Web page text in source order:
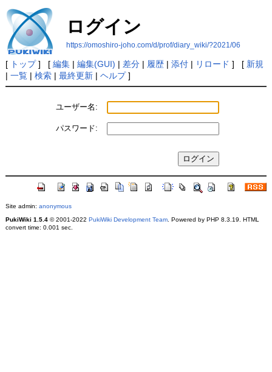
ログイン
https://omoshiro-joho.com/d/prof/diary_wiki/?2021/06
[ トップ] [ 編集| 編集(GUI) | 差分| 履歴| 添付| リロード ] [ 新規
| 一覧| 検索| 最終更新| ヘルプ]
ユーザー名:
パスワード:
Site admin: anonymous
PukiWiki 1.5.4© 2001-2022 PukiWiki Development Team. Powered by PHP 8.3.19. HTML
convert time: 0.001 sec.